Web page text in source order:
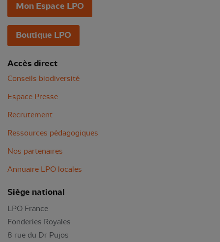
Mon Espace LPO
Boutique LPO
Accès direct
Conseils biodiversité
Espace Presse
Recrutement
Ressources pédagogiques
Nos partenaires
Annuaire LPO locales
Siège national
LPO France
Fonderies Royales
8 rue du Dr Pujos